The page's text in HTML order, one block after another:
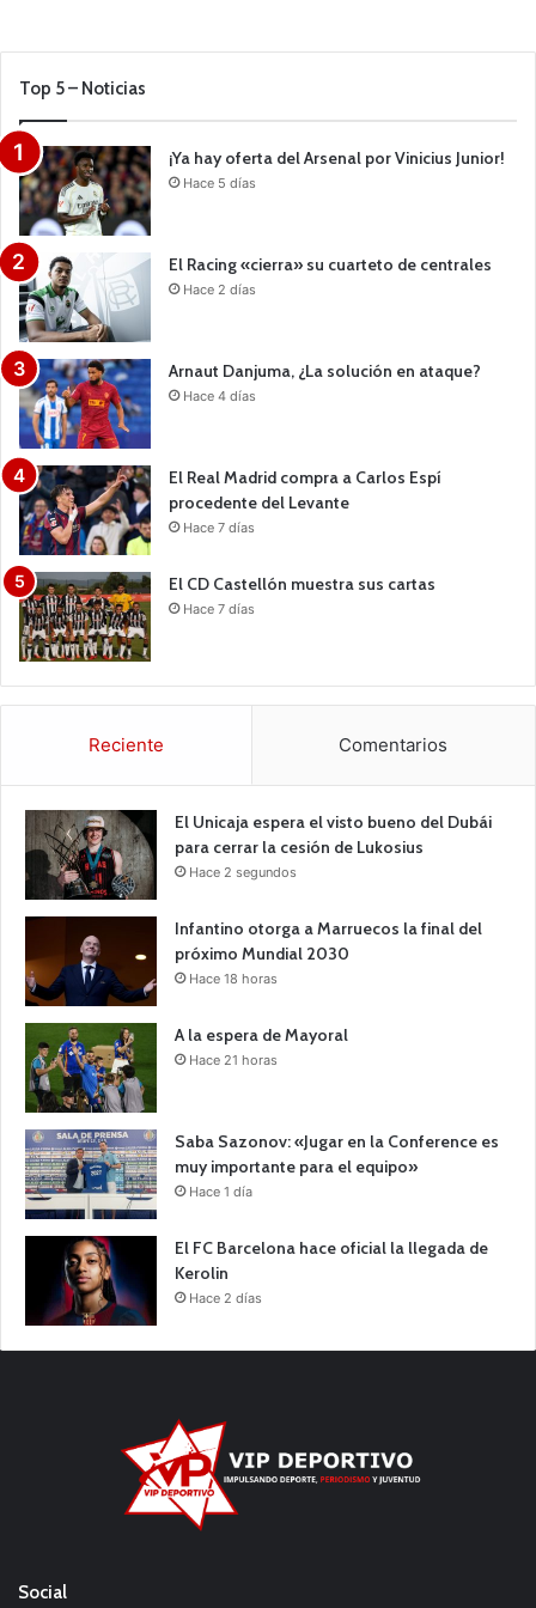
Top 5 – Noticias
¡Ya hay oferta del Arsenal por Vinicius Junior!
Hace 5 días
El Racing «cierra» su cuarteto de centrales
Hace 2 días
Arnaut Danjuma, ¿La solución en ataque?
Hace 4 días
El Real Madrid compra a Carlos Espí
procedente del Levante
Hace 7 días
El CD Castellón muestra sus cartas
Hace 7 días
Reciente Comentarios
El Unicaja espera el visto bueno del Dubái
para cerrar la cesión de Lukosius
Hace 2 segundos
Infantino otorga a Marruecos la final del
próximo Mundial 2030
Hace 18 horas
A la espera de Mayoral
Hace 21 horas
Saba Sazonov: «Jugar en la Conference es
muy importante para el equipo»
Hace 1 día
El FC Barcelona hace oficial la llegada de
Kerolin
Hace 2 días
Social